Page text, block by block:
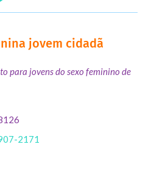
jovem cidadã
para jovens do sexo feminino de
2171